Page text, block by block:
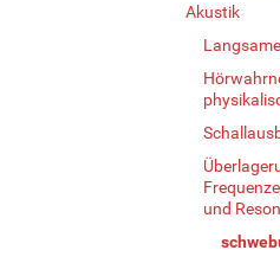
Akustik
und